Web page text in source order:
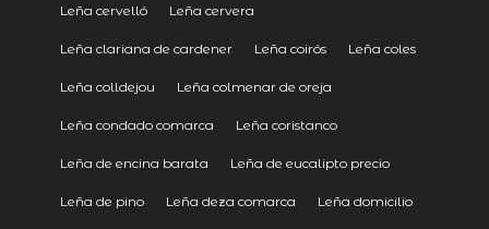
Leña cervelló Leña cervera
Leña clariana de cardener Leña coirós Leña coles
Leña colldejou Leña colmenar de oreja
Leña condado comarca Leña coristanco
Leña de encina barata Leña de eucalipto precio
Leña de pino Leña deza comarca Leña domicilio